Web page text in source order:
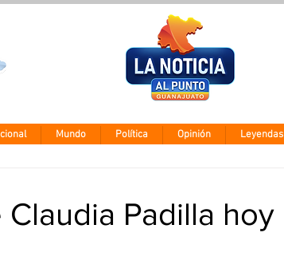
Mundo Política Opinión Leyendas
Padilla hoy